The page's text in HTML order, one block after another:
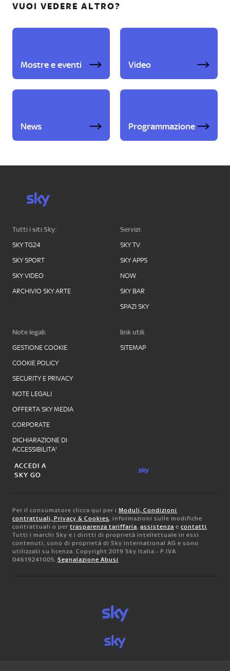
VUOI VEDERE ALTRO?
Mostre e eventi Video
News Programmazione
Tutti i siti Sky:
SKY TG24
SKY SPORT
SKY VIDEO
ARCHIVIO SKY ARTE
Servizi:
SKY TV
SKY APPS
NOW
SKY BAR
SPAZI SKY
Note legali:
GESTIONE COOKIE
COOKIE POLICY
SECURITY E PRIVACY
NOTE LEGALI
OFFERTA SKY MEDIA
CORPORATE
DICHIARAZIONE DI
ACCESSIBILITA'
link utili
SITEMAP
ACCEDI A
SKY GO
Per il consumatore clicca qui per i Moduli, Condizioni
contrattuali, Privacy & Cookies, informazioni sulle modifiche
contrattuali o per trasparenza tariffaria, assistenza e contatti.
Tutti i marchi Sky e i diritti di proprietà intellettuale in essi
contenuti, sono di proprietà di Sky international AG e sono
utilizzati su licenza. Copyright 2019 Sky Italia - P.IVA
04619241005. Segnalazione Abusi